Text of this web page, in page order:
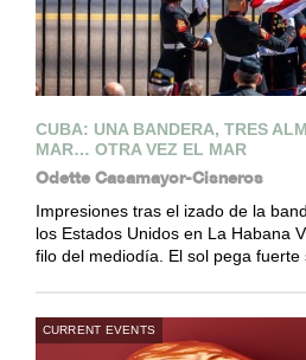
CUBA: UNA BANDERA, TRES
MAR… OTRA VEZ EL MAR
Odette Casamayor-Cisneros
Impresiones tras el izado de la
los Estados Unidos en La Habana
filo del mediodía. El sol pega fuerte
CURRENT EVENTS